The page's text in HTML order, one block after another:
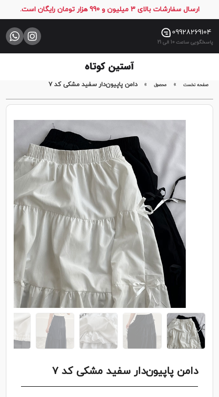
ارسال سفارشات بالای 3 میلیون و 990 هزار تومان رایگان است.
09928269104
پاسخگویی ساعت 10 الی 21
صفحه
نخست
فروشگاه
صفحه نخست » محصول » دامن پاپیون‌دار سفید مشکی کد ۷
دامن پاپیون‌دار سفید مشکی کد ۷